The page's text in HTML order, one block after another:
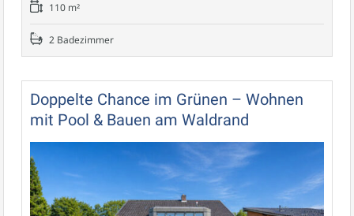
110 m²
2 Badezimmer
Doppelte Chance im Grünen – Wohnen
mit Pool & Bauen am Waldrand